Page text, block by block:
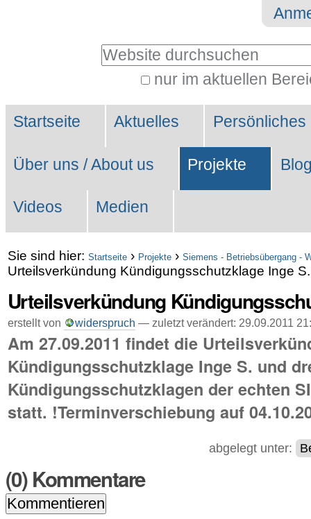
Direkt
zur
Werkzeuge
Website durchsuchen
nur im aktuellen
Suche…
Sektionen
Startseite Aktuelles Persönliches
Über uns / About us Projekte
Videos Medien
Sie sind hier: Startseite › Projekte › Siemens - Betriebsübergang -
Urteilsverkündung Kündigungsschutzklage Inge S.
Urteilsverkündung
erstellt von widerspruch — zuletzt verändert: 29.09.2011
Am 27.09.2011 findet die
Kündigungsschutzklage Inge S. und
Kündigungsschutzklagen der echten
statt. !Terminverschiebung auf
abgelegt unter:
(0) Kommentare